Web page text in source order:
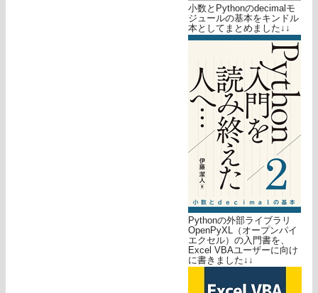
小数とPythonのdecimalモ
ジュールの基本をキンドル
本としてまとめました↓↓
Pythonの外部ライブラリ
OpenPyXL（オープンパイ
エクセル）の入門書を、
Excel VBAユーザーに向け
に書きました↓↓